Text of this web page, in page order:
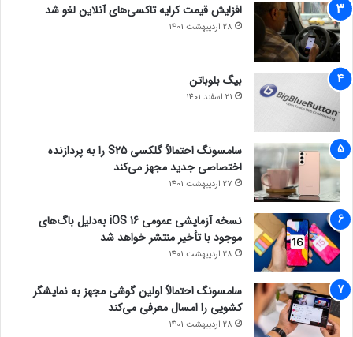
افزایش قیمت کرایه تاکسی‌های آنلاین لغو شد
28 اردیبهشت 1401
بیگ بلوباتن
21 اسفند 1401
سامسونگ احتمالاً گلکسی S25 را به پردازنده
اختصاصی جدید مجهز می‌کند
27 اردیبهشت 1401
نسخه آزمایشی عمومی iOS 16 به‌دلیل باگ‌های
موجود با تأخیر منتشر خواهد شد
28 اردیبهشت 1401
سامسونگ احتمالاً اولین گوشی مجهز به نمایشگر
کشویی را امسال معرفی می‌کند
28 اردیبهشت 1401